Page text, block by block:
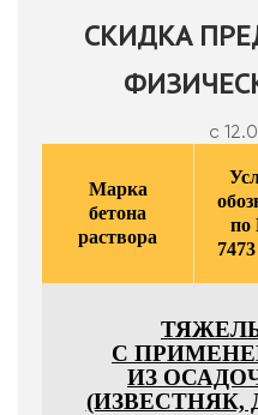
СКИДКА
с
Марка
бетона
раствора
С
ИЗ
(ИЗВЕСТНЯК,